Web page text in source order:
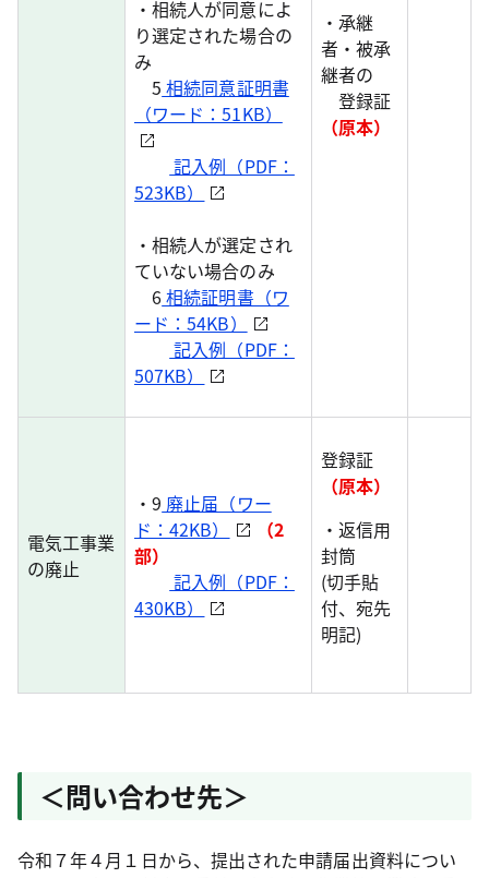
・相続人が同意によ
り選定された場合の
み
5 相続同意証明書
（ワード：51KB）
記入例（PDF：
523KB）
・相続人が選定され
ていない場合のみ
6相続証明書（ワ
ード：54KB）
記入例（PDF：
507KB）
・承継
者・被承
継者の
登録証
（原本）
電気工事業
の廃止
・9 廃止届（ワー
ド：42KB）
（2
部）
記入例（PDF：
430KB）
登録証
（原本）
・返信用
封筒
(切手貼
付、宛先
明記)
＜問い合わせ先＞
令和７年４月１日から、提出された申請届出資料につい